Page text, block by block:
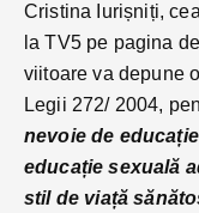
Cristina Iurișniți,
la TV5 pe pagina
viitoare va depune
Legii 272/ 2004,
nevoie de
educație sexuală
stil de viață